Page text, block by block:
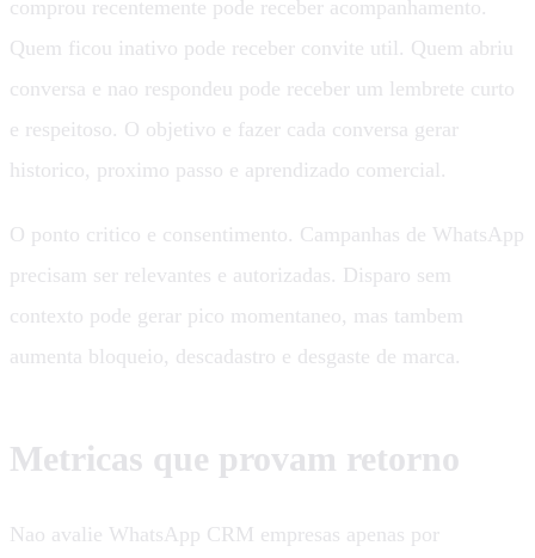
comprou recentemente pode receber acompanhamento.
Quem ficou inativo pode receber convite util. Quem abriu
conversa e nao respondeu pode receber um lembrete curto
e respeitoso. O objetivo e fazer cada conversa gerar
historico, proximo passo e aprendizado comercial.
O ponto critico e consentimento. Campanhas de WhatsApp
precisam ser relevantes e autorizadas. Disparo sem
contexto pode gerar pico momentaneo, mas tambem
aumenta bloqueio, descadastro e desgaste de marca.
Metricas que provam retorno
Nao avalie WhatsApp CRM empresas apenas por